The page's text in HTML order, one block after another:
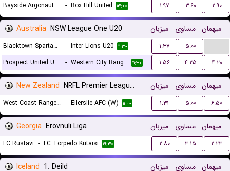
Bayside Argonauts FC - Box Hill United ۱۳:۰۰ ۱.۹۷ ۳.۶۰ ۲.۹۰
Australia NSW League One U20 میزبان مساوی میهمان
Blacktown Spartans U20 - Inter Lions U20 ۱۱:۳۰ ۱.۳۷ ۵.۰۰
Prospect United U20
- Western City Rangers FC U20 ۱۱:۳۰ ۱.۵۶ ۴.۲۵ ۴.۲۰
New Zealand NRFL Premier League Women میزبان مساوی میهمان
West Coast Rangers (W) - Ellerslie AFC (W) ۱۱:۰۰ ۱.۳۱ ۵.۰۰ ۶.۵۰
Georgia Erovnuli Liga میزبان مساوی میهمان
FC Rustavi - FC Torpedo Kutaisi ۱۹:۳۰ ۲.۸۰ ۳.۱۵ ۲.۲۳
Iceland 1. Deild میزبان مساوی میهمان